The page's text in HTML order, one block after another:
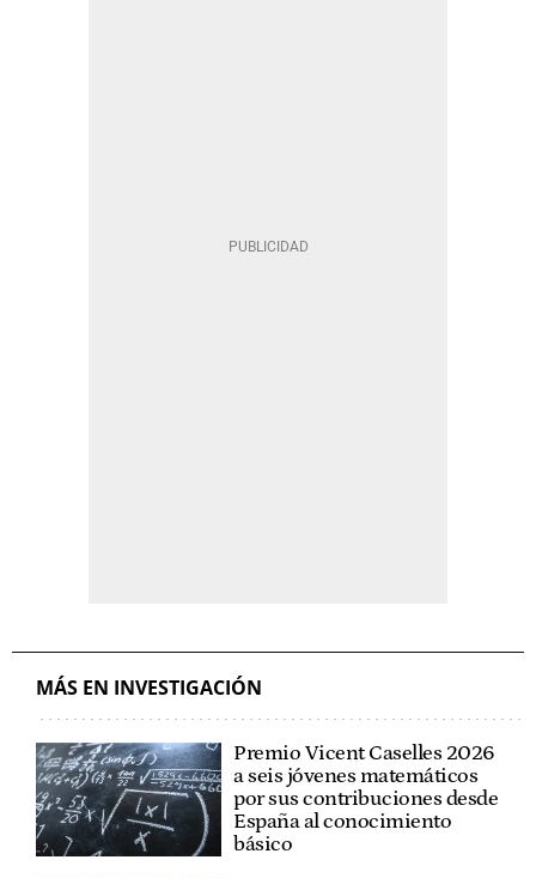
MÁS EN INVESTIGACIÓN
Premio Vicent Caselles 2026
a seis jóvenes matemáticos
por sus contribuciones desde
España al conocimiento
básico